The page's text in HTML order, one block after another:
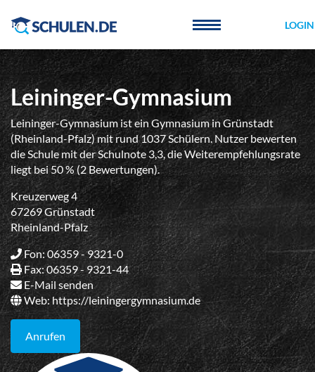
LOGIN
Leininger-Gymnasium
Leininger-Gymnasium ist ein Gymnasium in Grünstadt
(Rheinland-Pfalz) mit rund 1037 Schülern. Nutzer bewerten
die Schule mit der Schulnote 3,3, die Weiterempfehlungsrate
liegt bei 50 % (2 Bewertungen).
Kreuzerweg 4
67269 Grünstadt
Rheinland-Pfalz
Fon: 06359 - 9321-0
Fax: 06359 - 9321-44
E-Mail senden
Web: https://leiningergymnasium.de
Anrufen